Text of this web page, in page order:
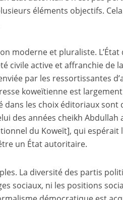
éléments objectifs.
moderne et pluraliste.
civile active et affranchie de
par les ressortissantes
koweïtienne est
dans les choix éditoriaux sont
des années cheikh Abdullah
du Koweït], qui espérait
un État autoritaire.
La diversité des partis
sociaux, ni les positions